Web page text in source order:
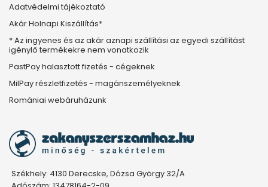
Adatvédelmi tájékoztató
Akár Holnapi Kiszállítás*
* Az ingyenes és az akár aznapi szállítási az egyedi szállítást
igénylő termékekre nem vonatkozik
PastPay halasztott fizetés - cégeknek
MilPay részletfizetés - magánszemélyeknek
Romániai webáruházunk
Székhely: 4130 Derecske, Dózsa György 32/A